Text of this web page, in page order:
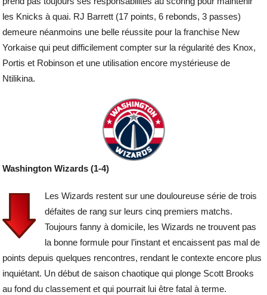
les Knicks à quai. RJ Barrett (17 points, 6 rebonds, 3 passes)
demeure néanmoins une belle réussite pour la franchise New
Yorkaise qui peut difficilement compter sur la régularité des Knox,
Portis et Robinson et une utilisation encore mystérieuse de
Ntilikina.
Washington Wizards (1-4)
Les Wizards restent sur une douloureuse série de trois
défaites de rang sur leurs cinq premiers matchs.
Toujours fanny à domicile, les Wizards ne trouvent pas
la bonne formule pour l’instant et encaissent pas mal de
points depuis quelques rencontres, rendant le contexte encore plus
inquiétant. Un début de saison chaotique qui plonge Scott Brooks
au fond du classement et qui pourrait lui être fatal à terme.